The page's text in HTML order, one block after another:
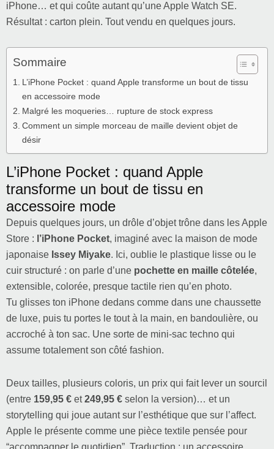
iPhone… et qui coûte autant qu’une Apple Watch SE.
Résultat : carton plein. Tout vendu en quelques jours.
Sommaire
L’iPhone Pocket : quand Apple transforme un bout de tissu
en accessoire mode
Malgré les moqueries… rupture de stock express
Comment un simple morceau de maille devient objet de
désir
L’iPhone Pocket : quand Apple
transforme un bout de tissu en
accessoire mode
Depuis quelques jours, un drôle d’objet trône dans les Apple
Store : l’iPhone Pocket, imaginé avec la maison de mode
japonaise Issey Miyake. Ici, oublie le plastique lisse ou le
cuir structuré : on parle d’une pochette en maille côtelée,
extensible, colorée, presque tactile rien qu’en photo.
Tu glisses ton iPhone dedans comme dans une chaussette
de luxe, puis tu portes le tout à la main, en bandoulière, ou
accroché à ton sac. Une sorte de mini-sac techno qui
assume totalement son côté fashion.
Deux tailles, plusieurs coloris, un prix qui fait lever un sourcil
(entre 159,95 € et249,95 € selon la version)… et un
storytelling qui joue autant sur l’esthétique que sur l’affect.
Apple le présente comme une pièce textile pensée pour
“accompagner le quotidien”. Traduction : un accessoire